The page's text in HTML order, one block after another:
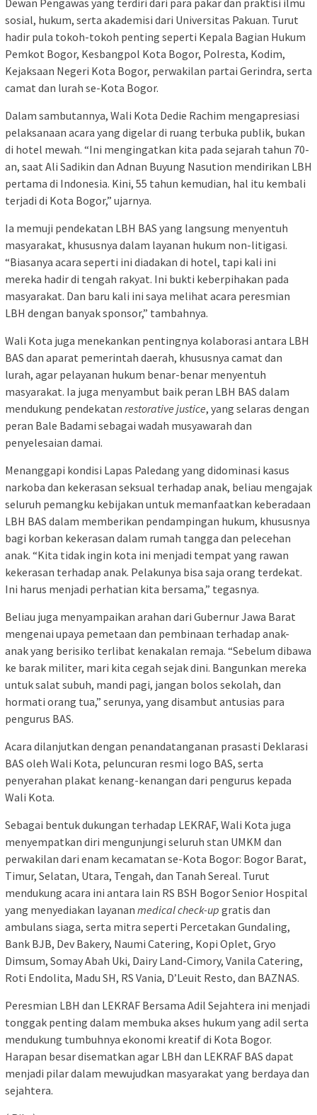
sosial, hukum, serta akademisi dari Universitas Pakuan. Turut
hadir pula tokoh-tokoh penting seperti Kepala Bagian Hukum
Pemkot Bogor, Kesbangpol Kota Bogor, Polresta, Kodim,
Kejaksaan Negeri Kota Bogor, perwakilan partai Gerindra, serta
camat dan lurah se-Kota Bogor.
Dalam sambutannya, Wali Kota Dedie Rachim mengapresiasi
pelaksanaan acara yang digelar di ruang terbuka publik, bukan
di hotel mewah. “Ini mengingatkan kita pada sejarah tahun 70-
an, saat Ali Sadikin dan Adnan Buyung Nasution mendirikan LBH
pertama di Indonesia. Kini, 55 tahun kemudian, hal itu kembali
terjadi di Kota Bogor,” ujarnya.
Ia memuji pendekatan LBH BAS yang langsung menyentuh
masyarakat, khususnya dalam layanan hukum non-litigasi.
“Biasanya acara seperti ini diadakan di hotel, tapi kali ini
mereka hadir di tengah rakyat. Ini bukti keberpihakan pada
masyarakat. Dan baru kali ini saya melihat acara peresmian
LBH dengan banyak sponsor,” tambahnya.
Wali Kota juga menekankan pentingnya kolaborasi antara LBH
BAS dan aparat pemerintah daerah, khususnya camat dan
lurah, agar pelayanan hukum benar-benar menyentuh
masyarakat. Ia juga menyambut baik peran LBH BAS dalam
mendukung pendekatan restorative justice, yang selaras dengan
peran Bale Badami sebagai wadah musyawarah dan
penyelesaian damai.
Menanggapi kondisi Lapas Paledang yang didominasi kasus
narkoba dan kekerasan seksual terhadap anak, beliau mengajak
seluruh pemangku kebijakan untuk memanfaatkan keberadaan
LBH BAS dalam memberikan pendampingan hukum, khususnya
bagi korban kekerasan dalam rumah tangga dan pelecehan
anak. “Kita tidak ingin kota ini menjadi tempat yang rawan
kekerasan terhadap anak. Pelakunya bisa saja orang terdekat.
Ini harus menjadi perhatian kita bersama,” tegasnya.
Beliau juga menyampaikan arahan dari Gubernur Jawa Barat
mengenai upaya pemetaan dan pembinaan terhadap anak-
anak yang berisiko terlibat kenakalan remaja. “Sebelum dibawa
ke barak militer, mari kita cegah sejak dini. Bangunkan mereka
untuk salat subuh, mandi pagi, jangan bolos sekolah, dan
hormati orang tua,” serunya, yang disambut antusias para
pengurus BAS.
Acara dilanjutkan dengan penandatanganan prasasti Deklarasi
BAS oleh Wali Kota, peluncuran resmi logo BAS, serta
penyerahan plakat kenang-kenangan dari pengurus kepada
Wali Kota.
Sebagai bentuk dukungan terhadap LEKRAF, Wali Kota juga
menyempatkan diri mengunjungi seluruh stan UMKM dan
perwakilan dari enam kecamatan se-Kota Bogor: Bogor Barat,
Timur, Selatan, Utara, Tengah, dan Tanah Sereal. Turut
mendukung acara ini antara lain RS BSH Bogor Senior Hospital
yang menyediakan layanan medical check-up gratis dan
ambulans siaga, serta mitra seperti Percetakan Gundaling,
Bank BJB, Dev Bakery, Naumi Catering, Kopi Oplet, Gryo
Dimsum, Somay Abah Uki, Dairy Land-Cimory, Vanila Catering,
Roti Endolita, Madu SH, RS Vania, D’Leuit Resto, dan BAZNAS.
Peresmian LBH dan LEKRAF Bersama Adil Sejahtera ini menjadi
tonggak penting dalam membuka akses hukum yang adil serta
mendukung tumbuhnya ekonomi kreatif di Kota Bogor.
Harapan besar disematkan agar LBH dan LEKRAF BAS dapat
menjadi pilar dalam mewujudkan masyarakat yang berdaya dan
sejahtera.